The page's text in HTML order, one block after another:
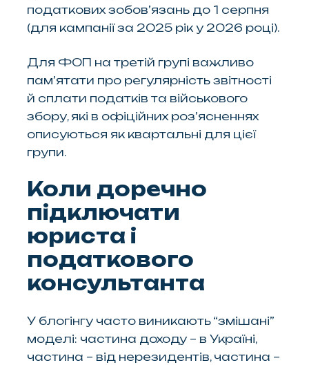
податкових зобов’язань до 1 серпня
(для кампанії за 2025 рік у 2026 році).
Для ФОП на третій групі важливо
пам’ятати про регулярність звітності
й сплати податків та військового
збору, які в офіційних роз’ясненнях
описуються як квартальні для цієї
групи.
Коли доречно
підключати
юриста і
податкового
консультанта
У блогінгу часто виникають “змішані”
моделі: частина доходу – в Україні,
частина – від нерезидентів, частина –